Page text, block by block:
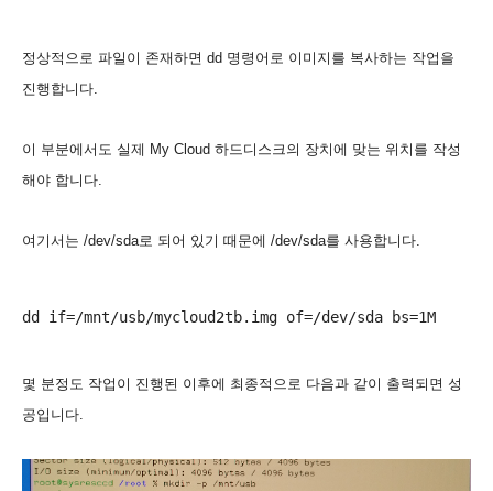
정상적으로 파일이 존재하면 dd 명령어로 이미지를 복사하는 작업을
진행합니다.
이 부분에서도 실제 My Cloud 하드디스크의 장치에 맞는 위치를 작성
해야 합니다.
여기서는 /dev/sda로 되어 있기 때문에 /dev/sda를 사용합니다.
몇 분정도 작업이 진행된 이후에 최종적으로 다음과 같이 출력되면 성
공입니다.